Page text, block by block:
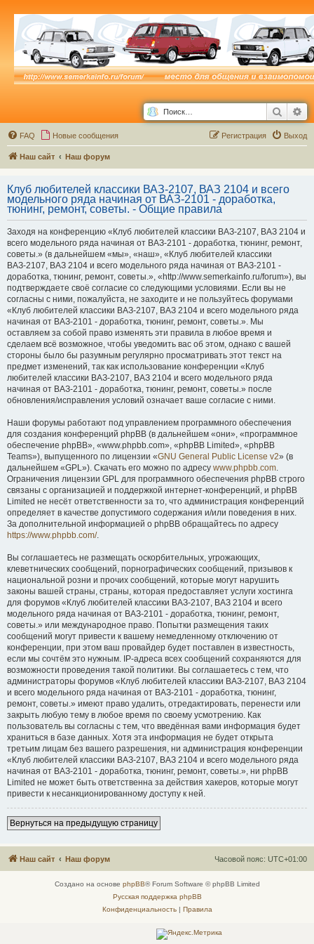
Поиск
FAQ Новые сообщения Выход
Регистрация
Наш сайт Наш форум
Клуб любителей классики ВАЗ-2107, ВАЗ 2104 и всего
модельного ряда начиная от ВАЗ-2101 - доработка,
тюнинг, ремонт, советы. - Общие правила
Заходя на конференцию «Клуб любителей классики ВАЗ-2107, ВАЗ 2104 и
всего модельного ряда начиная от ВАЗ-2101 - доработка, тюнинг, ремонт,
советы.» (в дальнейшем «мы», «наш», «Клуб любителей классики
ВАЗ-2107, ВАЗ 2104 и всего модельного ряда начиная от ВАЗ-2101 -
доработка, тюнинг, ремонт, советы.», «http://www.semerkainfo.ru/forum»), вы
подтверждаете своё согласие со следующими условиями. Если вы не
согласны с ними, пожалуйста, не заходите и не пользуйтесь форумами
«Клуб любителей классики ВАЗ-2107, ВАЗ 2104 и всего модельного ряда
начиная от ВАЗ-2101 - доработка, тюнинг, ремонт, советы.». Мы
оставляем за собой право изменять эти правила в любое время и
сделаем всё возможное, чтобы уведомить вас об этом, однако с вашей
стороны было бы разумным регулярно просматривать этот текст на
предмет изменений, так как использование конференции «Клуб
любителей классики ВАЗ-2107, ВАЗ 2104 и всего модельного ряда
начиная от ВАЗ-2101 - доработка, тюнинг, ремонт, советы.» после
обновления/исправления условий означает ваше согласие с ними.
Наши форумы работают под управлением программного обеспечения
для создания конференций phpBB (в дальнейшем «они», «программное
обеспечение phpBB», «www.phpbb.com», «phpBB Limited», «phpBB
Teams»), выпущенного по лицензии «GNU General Public License v2» (в
дальнейшем «GPL»). Скачать его можно по адресу www.phpbb.com.
Ограничения лицензии GPL для программного обеспечения phpBB строго
связаны с организацией и поддержкой интернет-конференций, и phpBB
Limited не несёт ответственности за то, что администрация конференций
определяет в качестве допустимого содержания и/или поведения в них.
За дополнительной информацией о phpBB обращайтесь по адресу
https://www.phpbb.com/.
Вы соглашаетесь не размещать оскорбительных, угрожающих,
клеветнических сообщений, порнографических сообщений, призывов к
национальной розни и прочих сообщений, которые могут нарушить
законы вашей страны, страны, которая предоставляет услуги хостинга
для форумов «Клуб любителей классики ВАЗ-2107, ВАЗ 2104 и всего
модельного ряда начиная от ВАЗ-2101 - доработка, тюнинг, ремонт,
советы.» или международное право. Попытки размещения таких
сообщений могут привести к вашему немедленному отключению от
конференции, при этом ваш провайдер будет поставлен в известность,
если мы сочтём это нужным. IP-адреса всех сообщений сохраняются для
возможности проведения такой политики. Вы соглашаетесь с тем, что
администраторы форумов «Клуб любителей классики ВАЗ-2107, ВАЗ 2104
и всего модельного ряда начиная от ВАЗ-2101 - доработка, тюнинг,
ремонт, советы.» имеют право удалить, отредактировать, перенести или
закрыть любую тему в любое время по своему усмотрению. Как
пользователь вы согласны с тем, что введённая вами информация будет
храниться в базе данных. Хотя эта информация не будет открыта
третьим лицам без вашего разрешения, ни администрация конференции
«Клуб любителей классики ВАЗ-2107, ВАЗ 2104 и всего модельного ряда
начиная от ВАЗ-2101 - доработка, тюнинг, ремонт, советы.», ни phpBB
Limited не может быть ответственна за действия хакеров, которые могут
привести к несанкционированному доступу к ней.
Вернуться на предыдущую страницу
Наш сайт Наш форум Часовой пояс: UTC+01:00
Создано на основе phpBB® Forum Software © phpBB Limited
Русская поддержка phpBB
Конфиденциальность| Правила